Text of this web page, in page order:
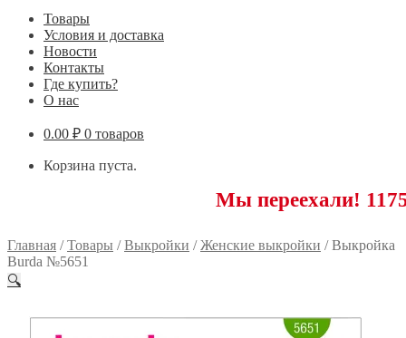
Товары
Условия и доставка
Новости
Контакты
Где купить?
О нас
0.00 ₽ 0 товаров
Корзина пуста.
Мы переехали! 117593
Главная /Товары /Выкройки /Женские выкройки /Выкройка
Burda №5651
🔍